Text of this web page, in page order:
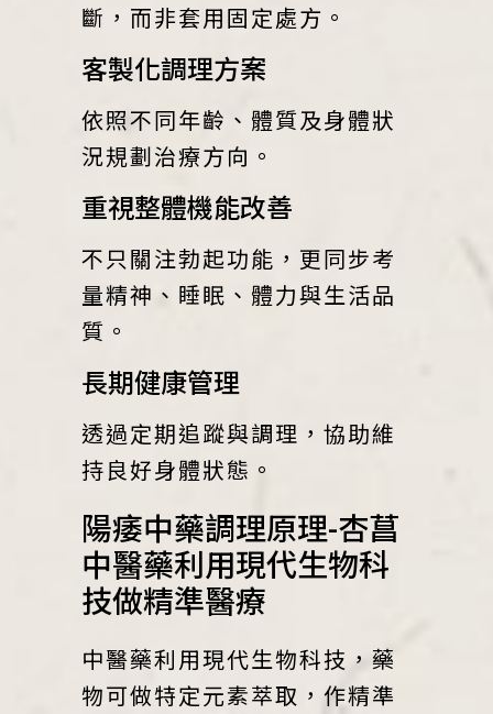
斷，而非套用固定處方。
客製化調理方案
依照不同年齡、體質及身體狀
況規劃治療方向。
重視整體機能改善
不只關注勃起功能，更同步考
量精神、睡眠、體力與生活品
質。
長期健康管理
透過定期追蹤與調理，協助維
持良好身體狀態。
陽痿中藥調理原理-杏菖
中醫藥利用現代生物科
技做精準醫療
中醫藥利用現代生物科技，藥
物可做特定元素萃取，作精準